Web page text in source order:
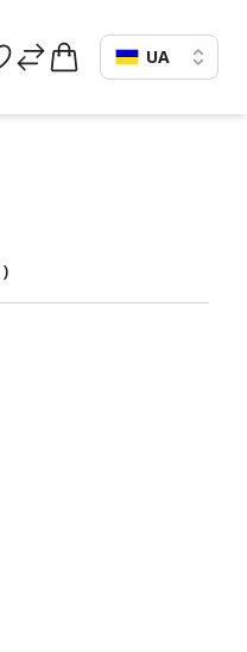
UA
)